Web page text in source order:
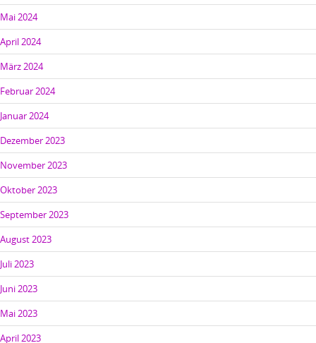
Mai 2024
April 2024
März 2024
Februar 2024
Januar 2024
Dezember 2023
November 2023
Oktober 2023
September 2023
August 2023
Juli 2023
Juni 2023
Mai 2023
April 2023